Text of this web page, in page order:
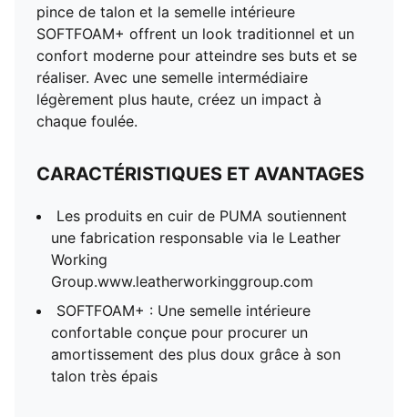
pince de talon et la semelle intérieure
SOFTFOAM+ offrent un look traditionnel et un
confort moderne pour atteindre ses buts et se
réaliser. Avec une semelle intermédiaire
légèrement plus haute, créez un impact à
chaque foulée.
CARACTÉRISTIQUES ET AVANTAGES
Les produits en cuir de PUMA soutiennent
une fabrication responsable via le Leather
Working
Group.www.leatherworkinggroup.com
SOFTFOAM+ : Une semelle intérieure
confortable conçue pour procurer un
amortissement des plus doux grâce à son
talon très épais